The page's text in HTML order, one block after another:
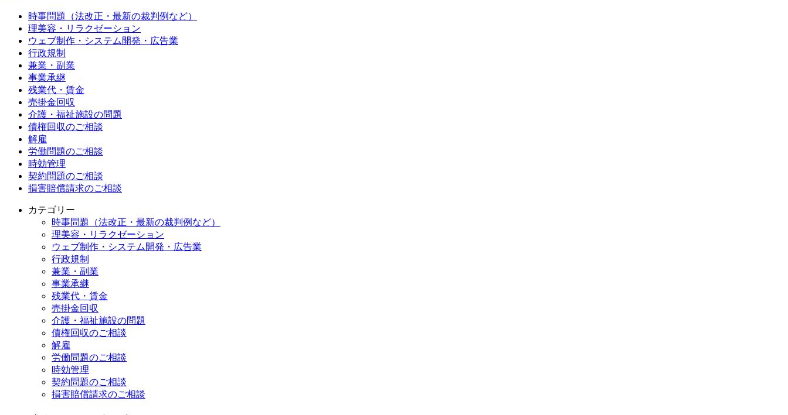
時事問題（法改正・最新の裁判例など）
理美容・リラクゼーション
ウェブ制作・システム開発・広告業
行政規制
兼業・副業
事業承継
残業代・賃金
売掛金回収
介護・福祉施設の問題
債権回収のご相談
解雇
労働問題のご相談
時効管理
契約問題のご相談
損害賠償請求のご相談
カテゴリー
時事問題（法改正・最新の裁判例など）
理美容・リラクゼーション
ウェブ制作・システム開発・広告業
行政規制
兼業・副業
事業承継
残業代・賃金
売掛金回収
介護・福祉施設の問題
債権回収のご相談
解雇
労働問題のご相談
時効管理
契約問題のご相談
損害賠償請求のご相談